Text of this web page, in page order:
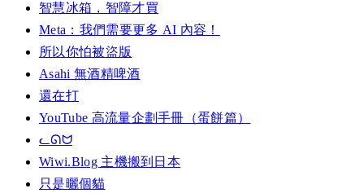
智慧冰箱，智障才買
Meta：我們需要更多 AI 內容！
所以你怕被盜版
Asahi 無酒精啤酒
還在打
YouTube 高流量企劃手冊（蛋餅篇）
ᓚᘏᗢ
Wiwi.Blog 主機搬到日本
只是曬個貓